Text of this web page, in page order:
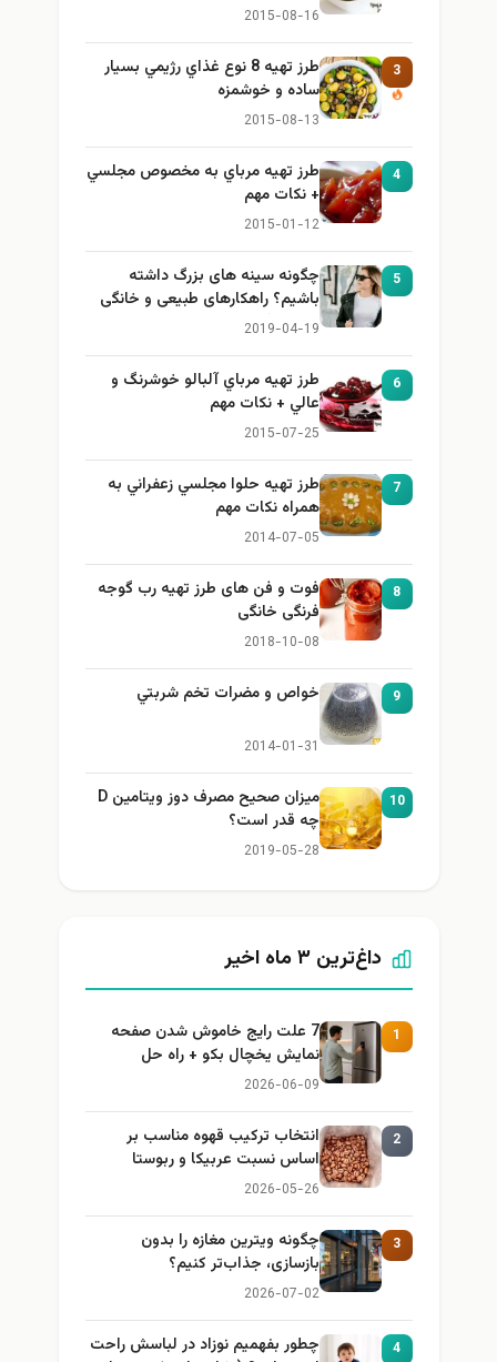
2015-08-16
3
طرز تهيه 8 نوع غذاي رژيمي بسيار
ساده و خوشمزه
2015-08-13
4
طرز تهيه مرباي به مخصوص مجلسي
+ نكات مهم
2015-01-12
5
چگونه سینه های بزرگ داشته
باشیم؟ راهکارهای طبیعی و خانگی
برای بزرگ کردن سینه
2019-04-19
6
طرز تهيه مرباي آلبالو خوشرنگ و
عالي + نكات مهم
2015-07-25
7
طرز تهيه حلوا مجلسي زعفراني به
همراه نكات مهم
2014-07-05
8
فوت و فن های طرز تهیه رب گوجه
فرنگی خانگی
2018-10-08
9 خواص و مضرات تخم شربتي
2014-01-31
10
میزان صحیح مصرف دوز ویتامین D
چه قدر است؟
2019-05-28
داغ‌ترین ۳ ماه اخیر
1
7 علت رایج خاموش شدن صفحه
نمایش یخچال بکو + راه حل
2026-06-09
2
انتخاب ترکیب قهوه مناسب بر
اساس نسبت عربیکا و ربوستا
2026-05-26
3
چگونه ویترین مغازه را بدون
بازسازی، جذاب‌تر کنیم؟
2026-07-02
4
چطور بفهمیم نوزاد در لباسش راحت